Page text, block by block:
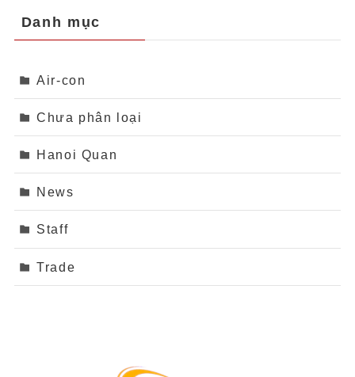
Danh mục
Air-con
Chưa phân loại
Hanoi Quan
News
Staff
Trade